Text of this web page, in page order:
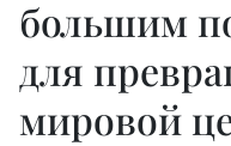
большим
для
мировой